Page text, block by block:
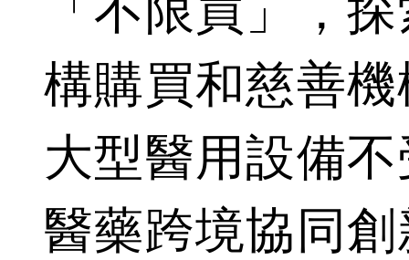
「不限買」，
構購買和慈善
大型醫用設備
醫藥跨境協同